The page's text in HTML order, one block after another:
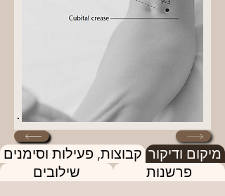
מיקום ודיקור קבוצות, פעילות וסימנים
פרשנות
שילובים